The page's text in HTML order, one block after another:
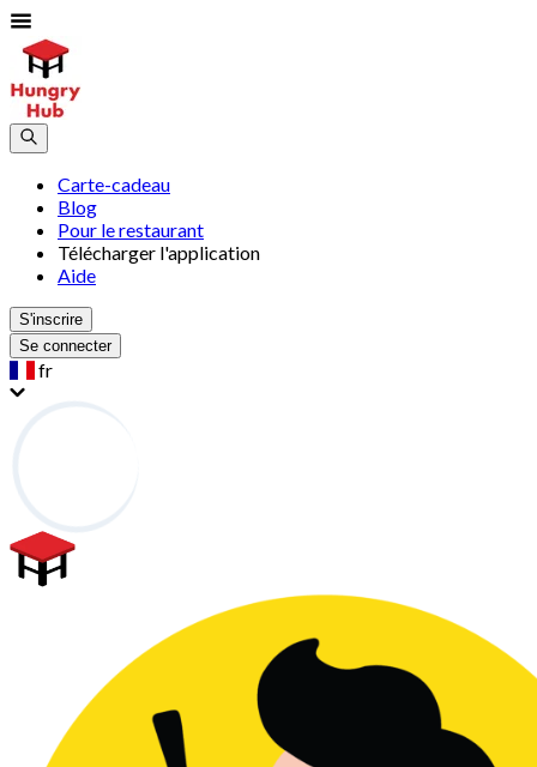
Carte-cadeau
Blog
Pour le restaurant
Télécharger l'application
Aide
S'inscrire
Se connecter
fr